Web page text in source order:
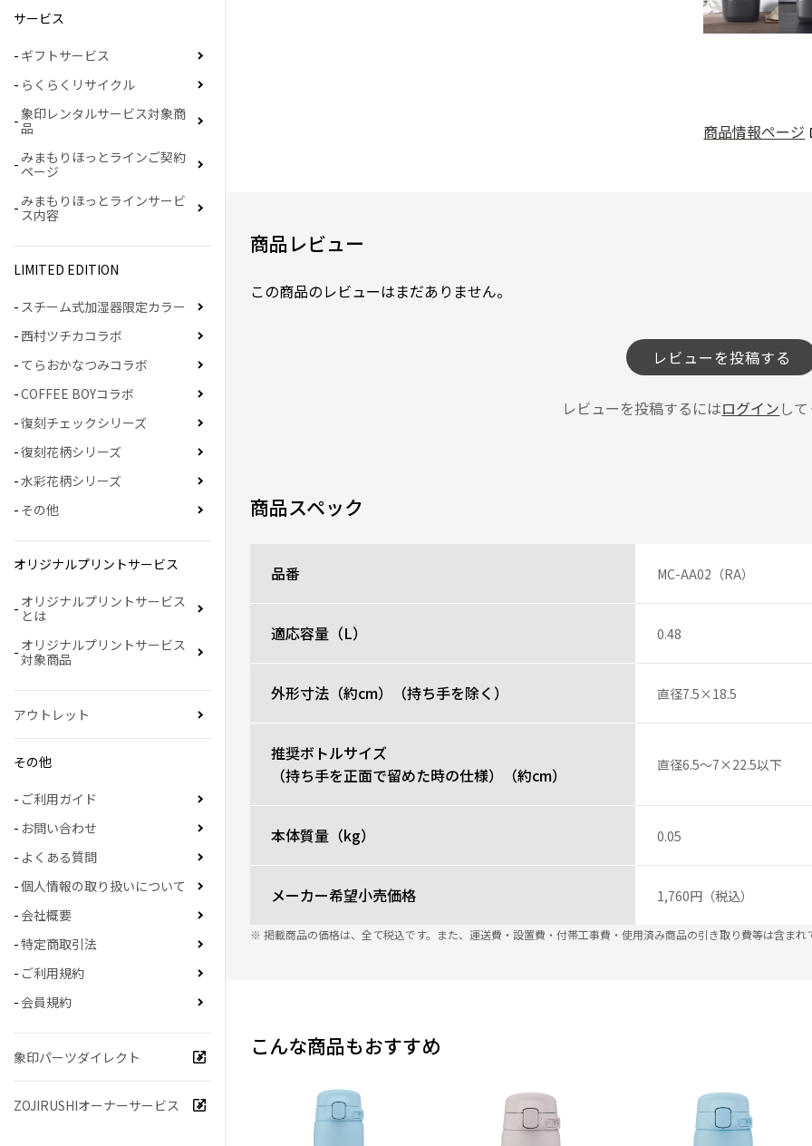
商品情報ページ
商品レビュー
この商品のレビューはまだありません。
レビューを投稿する
レビューを投稿するにはログイン し
商品スペック
品番 MC-AA02（RA）
適応容量（L） 0.48
外形寸法（約cm）（持ち手を除く） 直径7.5×18.5
推奨ボトルサイズ
（持ち手を正面で留めた時の仕様）（約cm）
直径6.5～7×22.5以下
本体質量（kg） 0.05
メーカー希望小売価格 1,760円（税込）
※ 掲載商品の価格は、全て税込です。また、運送費・設置費・付帯工事費・使用済み商品の引き取り費等は含まれ
こんな商品もおすすめ
サービス
ギフトサービス
らくらくリサイクル
象印レンタルサービス対象商
品
みまもりほっとラインご契約
ページ
みまもりほっとラインサービ
ス内容
LIMITED EDITION
スチーム式加湿器限定カラー
西村ツチカコラボ
てらおかなつみコラボ
COFFEE BOYコラボ
復刻チェックシリーズ
復刻花柄シリーズ
水彩花柄シリーズ
その他
オリジナルプリントサービス
オリジナルプリントサービス
とは
オリジナルプリントサービス
対象商品
アウトレット
その他
ご利用ガイド
お問い合わせ
よくある質問
個人情報の取り扱いについて
会社概要
特定商取引法
ご利用規約
会員規約
象印パーツダイレクト
ZOJIRUSHIオーナーサービス